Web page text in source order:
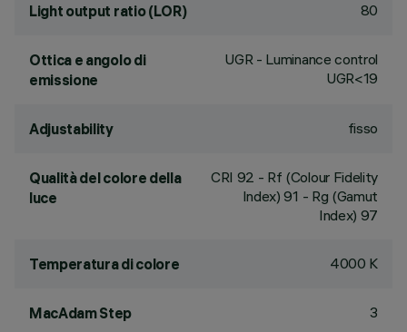
Light output ratio (LOR) 80
Ottica e angolo di
emissione
UGR - Luminance control
UGR<19
Adjustability fisso
Qualità del colore della
luce
CRI 92 - Rf (Colour Fidelity
Index) 91 - Rg (Gamut
Index) 97
Temperatura di colore 4000 K
MacAdam Step 3